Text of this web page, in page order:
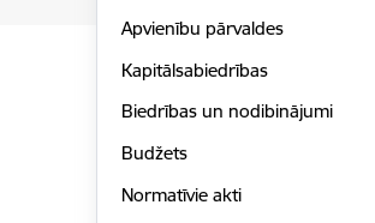
Apvienību pārvaldes
Kapitālsabiedrības
Biedrības un nodibinājumi
Budžets
Normatīvie akti